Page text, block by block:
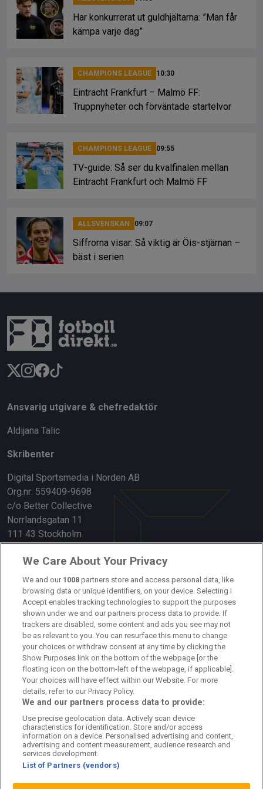
Har konkurrerat ut guldhjältarna: ”Man får
kämpa varje dag”
CHAMPIONS LEAGUE 10:30
Eintracht Frankfurt – Malmö FF:
Truppnyheter och förväntade startelvor
CHAMPIONS LEAGUE 09:55
TV-guide: Så ser du kvalfinalen mellan
Eintracht Frankfurt och Malmö FF
ALLSVENSKAN 09:07
Siffrorna visar: Så viktig är Öis-stjärnan –
bäst i serien
Ansvarig utgivare & chefredaktör
Aldijana Talic
Skribenter
Digital Sportsmedia i Norden AB
Org.nr: 559409-9698
c/o Better Collective
Norrlandsgatan 11
111 43 Stockholm
Länkar
Om oss
Kontakta oss
Kundtjänst
Sponsor: Rekatochklart
Annonsera på Fotbolldirekt
Redaktionell policy
Personuppgiftspolicy
Cookiepolicy
Arkiv
We Care About Your Privacy
We and our 1008 partners store and access personal data, like
browsing data or unique identifiers, on your device. Selecting I
Accept enables tracking technologies to support the purposes
shown under we and our partners process data to provide. If
trackers are disabled, some content and ads you see may not
be as relevant to you. You can resurface this menu to change
your choices or withdraw consent at any time by clicking the
Show Purposes link on the bottom of the webpage [or the
floating icon on the bottom-left of the webpage, if applicable].
Your choices will have effect within our Website. For more
details, refer to our Privacy Policy.
We and our partners process data to provide:
Use precise geolocation data. Actively scan device
characteristics for identification. Store and/or access
information on a device. Personalised advertising and content,
advertising and content measurement, audience research and
services development.
List of Partners (vendors)